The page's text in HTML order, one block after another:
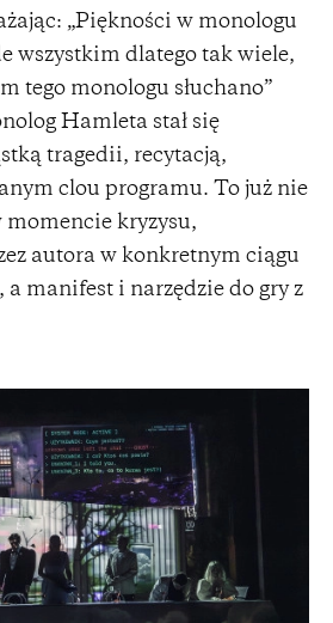
„Piękności w monologu
wszystkim dlatego tak wiele,
tego monologu słuchano”
Hamleta stał się
tragedii, recytacją,
clou programu. To już nie
momencie kryzysu,
autora w konkretnym ciągu
manifest i narzędzie do gry z